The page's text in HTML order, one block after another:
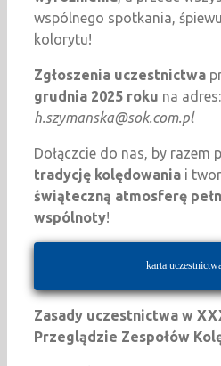
wspólnego spotkania,
kolorytu!
Zgłoszenia uczestnictwa
grudnia 2025 roku na adres:
h.szymanska@sok.com.pl
Dołączcie do nas, by razem
tradycję kolędowania i
świąteczną atmosferę
wspólnoty!
karta
Zasady uczestnictwa w
Przeglądzie Zespołów